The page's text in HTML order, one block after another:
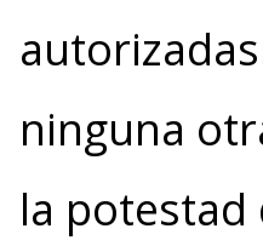
ninguna
la potestad